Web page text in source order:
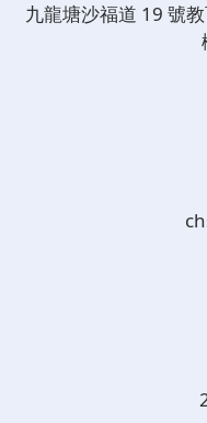
九龍塘沙福道 19 號